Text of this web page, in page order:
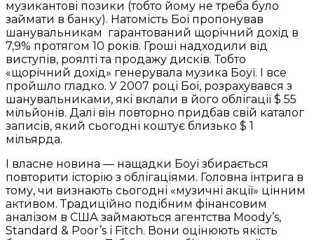
музикантові позики (тобто йому не треба було
займати в банку). Натомість Бої пропонував
шанувальникам гарантований щорічний дохід в
7,9% протягом 10 років. Гроші надходили від
виступів, роялті та продажу дисків. Тобто
«щорічний дохід» генерувала музика Боуї. І все
пройшло гладко. У 2007 році Бої, розрахувався з
шанувальниками, які вклали в його облігації $ 55
мільйонів. Далі він повторно придбав свій каталог
записів, який сьогодні коштує близько $ 1
мільярда.
І власне новина — нащадки Боуї збирається
повторити історію з облігаціями. Головна інтрига в
тому, чи визнають сьогодні «музичні акції» цінним
активом. Традиційно подібним фінансовим
аналізом в США займаються агентства Moody’s,
Standard & Poor’s і Fitch. Вони оцінюють якість